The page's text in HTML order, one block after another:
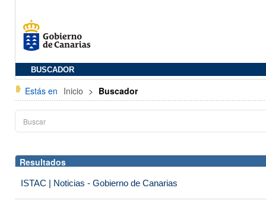
BUSCADOR
Estás en Inicio > Buscador
Resultados
ISTAC | Noticias - Gobierno de Canarias